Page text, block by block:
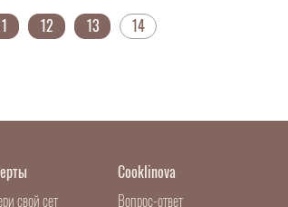
12 13 14
свой сет
Cooklinova
Вопрос-ответ